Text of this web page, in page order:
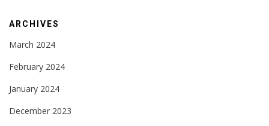
ARCHIVES
March 2024
February 2024
January 2024
December 2023